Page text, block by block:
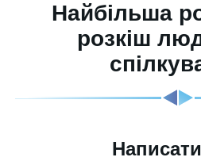
Найбільша
розкіш